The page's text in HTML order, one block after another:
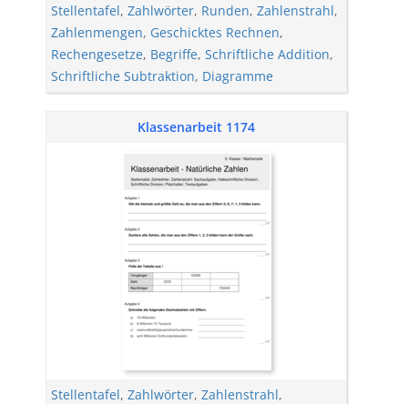
Stellentafel, Zahlwörter, Runden, Zahlenstrahl,
Zahlenmengen, Geschicktes Rechnen,
Rechengesetze, Begriffe, Schriftliche Addition,
Schriftliche Subtraktion, Diagramme
Klassenarbeit 1174
Stellentafel, Zahlwörter, Zahlenstrahl,